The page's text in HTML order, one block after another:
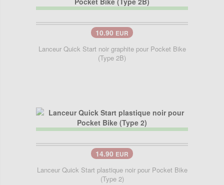
10.90 EUR
Lanceur Quick Start noir graphite pour Pocket Bike
(Type 2B)
14.90 EUR
Lanceur Quick Start plastique noir pour Pocket Bike
(Type 2)